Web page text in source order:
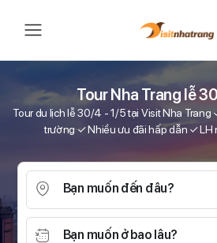
Tour Nha Trang lễ
Tour du lịch lễ 30/4 - 1/5 tại Visit Nha Trang
trường ✓ Nhiều ưu đãi hấp dẫn ✓ LH
Bạn muốn đến đâu?
Bạn muốn ở bao lâu?